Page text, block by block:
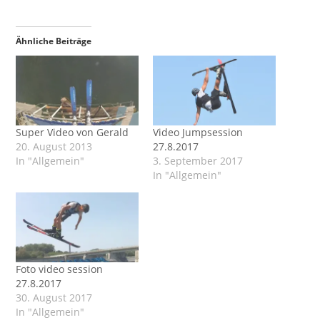
Ähnliche Beiträge
Super Video von Gerald
20. August 2013
In "Allgemein"
Video Jumpsession
27.8.2017
3. September 2017
In "Allgemein"
Foto video session
27.8.2017
30. August 2017
In "Allgemein"